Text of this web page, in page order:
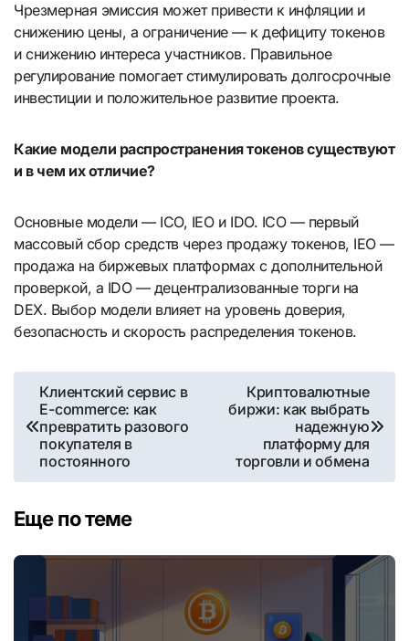
Чрезмерная эмиссия может привести к инфляции и
снижению цены, а ограничение — к дефициту токенов
и снижению интереса участников. Правильное
регулирование помогает стимулировать долгосрочные
инвестиции и положительное развитие проекта.
Какие модели распространения токенов существуют
и в чем их отличие?
Основные модели — ICO, IEO и IDO. ICO — первый
массовый сбор средств через продажу токенов, IEO —
продажа на биржевых платформах с дополнительной
проверкой, а IDO — децентрализованные торги на
DEX. Выбор модели влияет на уровень доверия,
безопасность и скорость распределения токенов.
Навигация
по
записям
Клиентский сервис в
E-commerce: как
превратить разового
покупателя в
постоянного
Криптовалютные
биржи: как выбрать
надежную
платформу для
торговли и обмена
Еще по теме